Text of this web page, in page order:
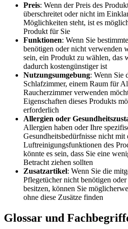
Preis: Wenn der Preis des
überschreitet oder nicht im
Möglichkeiten steht, ist es
Produkt für Sie
Funktionen: Wenn Sie
benötigen oder nicht verwenden
sein, ein Produkt zu wählen, das
dadurch kostengünstiger ist
Nutzungsumgebung: Wenn Sie
Schlafzimmer, einem Raum für
Raucherzimmer verwenden
Eigenschaften dieses Produkts
erforderlich
Allergien oder
Allergien haben oder Ihre
Gesundheitsbedürfnisse nicht mit
Luftreinigungsfunktionen des
könnte es sein, dass Sie eine
Betracht ziehen sollten
Zusatzartikel: Wenn Sie die
Pflegetücher nicht benötigen
besitzen, können Sie
ohne diese Zusätze finden
Glossar und